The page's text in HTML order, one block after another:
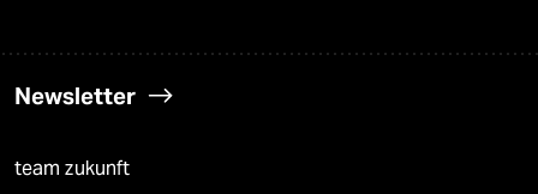
Newsletter
team zukunft